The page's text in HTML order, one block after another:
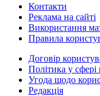
Контакти
Реклама на сайті
Використання
Правила
Договір
Політика у сфері
Угода щодо
Редакція